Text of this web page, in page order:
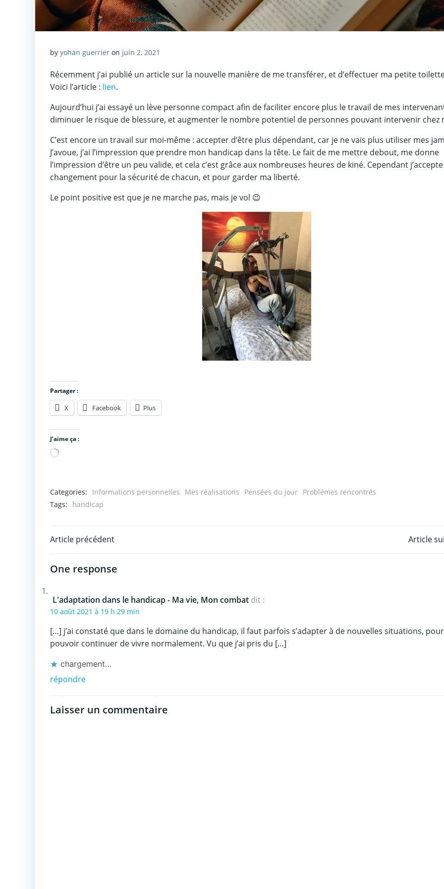
by yohan guerrier on juin 2, 2021
Récemment j’ai publié un article sur la nouvelle manière de me transférer, et d’effectuer ma petite
Voici l’article : lien.
Aujourd’hui j’ai essayé un lève personne compact afin de faciliter encore plus le travail de mes
diminuer le risque de blessure, et augmenter le nombre potentiel de personnes pouvant intervenir chez
C’est encore un travail sur moi-même : accepter d’être plus dépendant, car je ne vais plus utiliser mes
J’avoue, j’ai l’impression que prendre mon handicap dans la tête. Le fait de me mettre debout, me donne
l’impression d’être un peu valide, et cela c’est grâce aux nombreuses heures de kiné. Cependant
changement pour la sécurité de chacun, et pour garder ma liberté.
Le point positive est que je ne marche pas, mais je vol 😉
Partager :
X Facebook Plus
J’aime ça :
Chargement…
Categories: Informations personnelles Mes réalisations Pensées du jour Problèmes rencontrés
Tags:
handicap
Post
navigation
Article précédent Article
One response
L'adaptation dans le handicap - Ma vie, Mon combat dit :
10 août 2021 à 19 h 29 min
[…] j’ai constaté que dans le domaine du handicap, il faut parfois s’adapter à de nouvelles situations, pour
pouvoir continuer de vivre normalement. Vu que j’ai pris du […]
chargement…
répondre
Laisser un commentaire